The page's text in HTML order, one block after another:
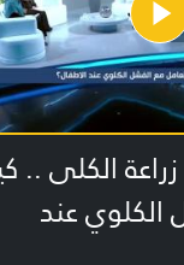
الكلى ..
عند